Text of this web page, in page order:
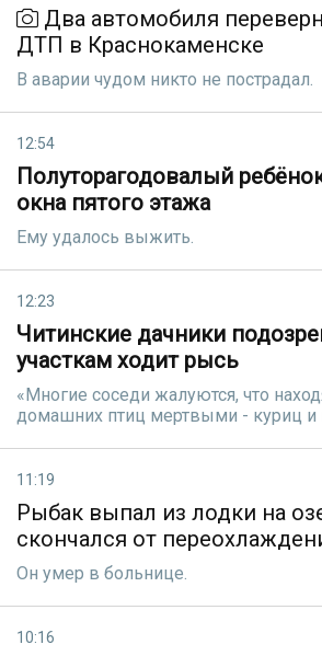
Два автомобиля
ДТП в Краснокаменске
В аварии чудом никто не пострадал.
12:54
Полуторагодовалый
окна пятого этажа
Ему удалoсь выжить.
12:23
Читинские дачники
участкам ходит рысь
«Многие соседи жалуются, что
домашних птиц мертвыми - куриц
11:19
Рыбак выпал из лодки на
скончался от
Он умер в больнице.
10:16